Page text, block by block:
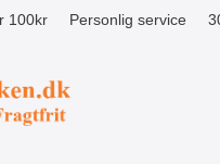
100kr Personlig service
for Tibro Billiga